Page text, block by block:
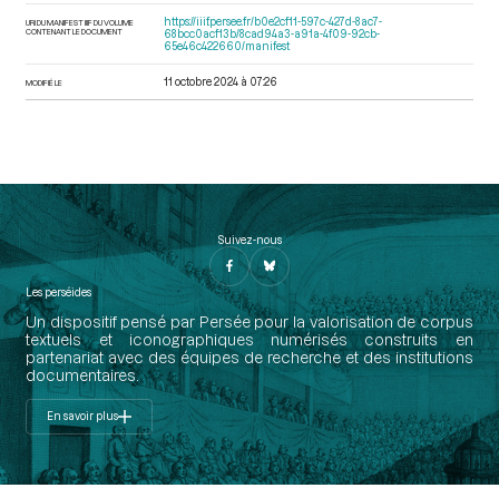
URI DU MANIFEST IIIF DU VOLUME
CONTENANT LE DOCUMENT
https://iiif.persee.fr/b0e2cf11-597c-427d-8ac7-
68bcc0acf13b/8cad94a3-a91a-4f09-92cb-
65e46c422660/manifest
MODIFIÉ LE 11 octobre 2024 à 07:26
Suivez-nous
Les perséides
Un dispositif pensé par Persée pour la valorisation de corpus
textuels et iconographiques numérisés construits en
partenariat avec des équipes de recherche et des institutions
documentaires.
En savoir plus